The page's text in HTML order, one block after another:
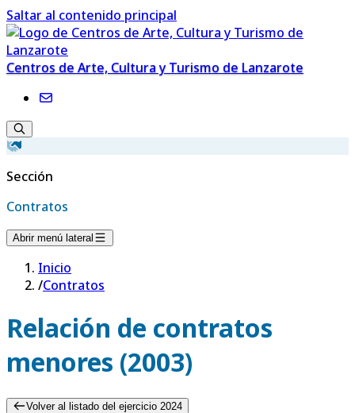
Saltar al contenido principal
Centros de Arte, Cultura y Turismo de Lanzarote
Sección
Contratos
Abrir menú lateral
Inicio
/Contratos
Relación de contratos
menores (2003)
Volver al listado del ejercicio 2024